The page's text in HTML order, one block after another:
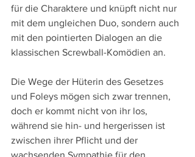
für die Charaktere und knüpft nicht nur
mit dem ungleichen Duo, sondern auch
mit den pointierten Dialogen an die
klassischen Screwball-Komödien an.
Die Wege der Hüterin des Gesetzes
und Foleys mögen sich zwar trennen,
doch er kommt nicht von ihr los,
während sie hin- und hergerissen ist
zwischen ihrer Pflicht und der
wachsenden Sympathie für den